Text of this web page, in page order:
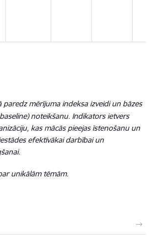
mērījuma indeksa izveidi un bāzes
noteikšanu. Indikators ietvers
kas mācās pieejas īstenošanu un
efektīvākai darbībai un
unikālām tēmām.